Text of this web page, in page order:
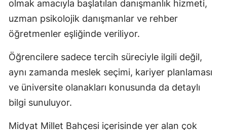
olmak amacıyla başlatılan danışmanlık hizmeti,
uzman psikolojik danışmanlar ve rehber
öğretmenler eşliğinde veriliyor.
Öğrencilere sadece tercih süreciyle ilgili değil,
aynı zamanda meslek seçimi, kariyer planlaması
ve üniversite olanakları konusunda da detaylı
bilgi sunuluyor.
Midyat Millet Bahçesi içerisinde yer alan çok